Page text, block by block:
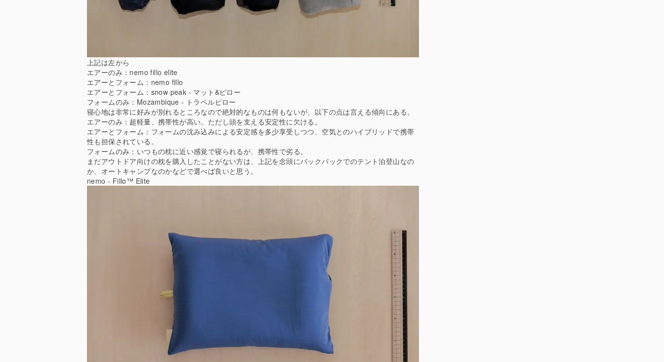
上記は左から
エアーのみ：nemo fillo elite
エアーとフォーム：nemo fillo
エアーとフォーム：snow peak - マット&ピロー
フォームのみ：Mozambique - トラベルピロー
寝心地は非常に好みが別れるところなので絶対的なものは何もないが、以下の点は言える傾向にある。
エアーのみ：超軽量、携帯性が高い。ただし頭を支える安定性に欠ける。
エアーとフォーム：フォームの沈み込みによる安定感を多少享受しつつ、空気とのハイブリッドで携帯
性も担保されている。
フォームのみ：いつもの枕に近い感覚で寝られるが、携帯性で劣る。
まだアウトドア向けの枕を購入したことがない方は、上記を念頭にバックパックでのテント泊登山なの
か、オートキャンプなのかなどで選べば良いと思う。
nemo - Fillo™ Elite